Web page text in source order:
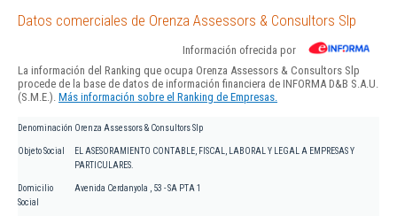
Datos comerciales de Orenza Assessors & Consultors Slp
Información ofrecida por
La información del Ranking que ocupa Orenza Assessors & Consultors Slp
procede de la base de datos de información financiera de INFORMA D&B S.A.U.
(S.M.E.). Más información sobre el Ranking de Empresas.
Denominación Orenza Assessors & Consultors Slp
Objeto Social
EL ASESORAMIENTO CONTABLE, FISCAL, LABORAL Y LEGAL A EMPRESAS Y
PARTICULARES.
Domicilio
Social
Avenida Cerdanyola , 53 - SA PTA 1